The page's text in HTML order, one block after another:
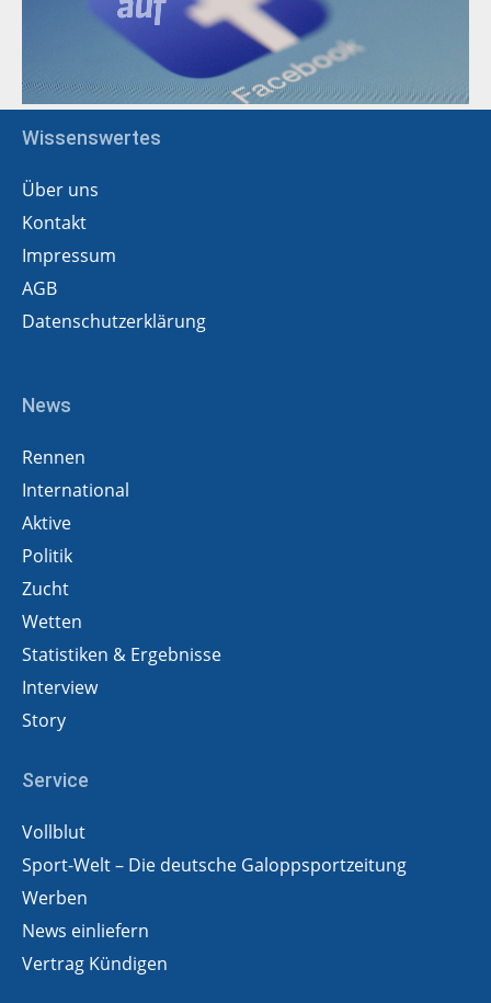
Wissenswertes
Über uns
Kontakt
Impressum
AGB
Datenschutzerklärung
News
Rennen
International
Aktive
Politik
Zucht
Wetten
Statistiken & Ergebnisse
Interview
Story
Service
Vollblut
Sport-Welt – Die deutsche Galoppsportzeitung
Werben
News einliefern
Vertrag Kündigen